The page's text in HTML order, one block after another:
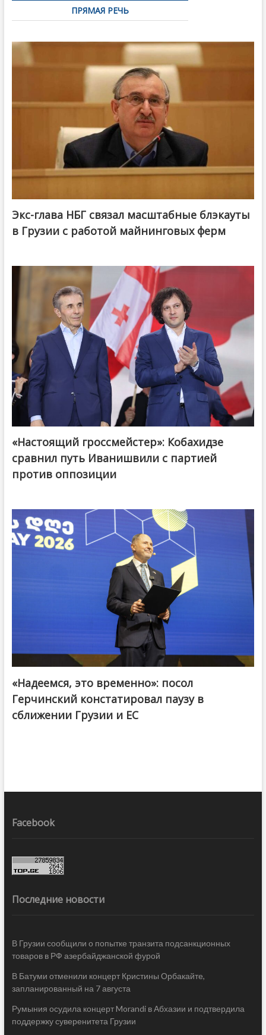
ПРЯМАЯ РЕЧЬ
Экс-глава НБГ связал масштабные блэкауты
в Грузии с работой майнинговых ферм
@ქართული ოცნება / Georgian Dream
«Настоящий гроссмейстер»: Кобахидзе
сравнил путь Иванишвили с партией
против оппозиции
«Надеемся, это временно»: посол
Герчинский констатировал паузу в
сближении Грузии и ЕС
Facebook
Последние новости
В Грузии сообщили о попытке транзита подсанкционных
товаров в РФ азербайджанской фурой
В Батуми отменили концерт Кристины Орбакайте,
запланированный на 7 августа
Румыния осудила концерт Morandi в Абхазии и подтвердила
поддержку суверенитета Грузии